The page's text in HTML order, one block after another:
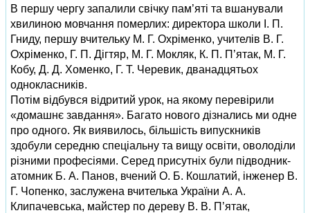
В першу чергу запалили свічку пам’яті та вшанували
хвилиною мовчання померлих: директора школи І. П.
Гниду, першу вчительку М. Г. Охріменко, учителів В. Г.
Охріменко, Г. П. Дігтяр, М. Г. Мокляк, К. П. П’ятак, М. Г.
Кобу, Д. Д. Хоменко, Г. Т. Черевик, дванадцятьох
однокласників.
Потім відбувся відритий урок, на якому перевірили
«домашнє завдання». Багато нового дізнались ми одне
про одного. Як виявилось, більшість випускників
здобули середню спеціальну та вищу освіти, оволоділи
різними професіями. Серед присутніх були підводник-
атомник Б. А. Панов, вчений О. Б. Кошлатий, інженер В.
Г. Чопенко, заслужена вчителька України А. А.
Клипачевська, майстер по дереву В. В. П’ятак,